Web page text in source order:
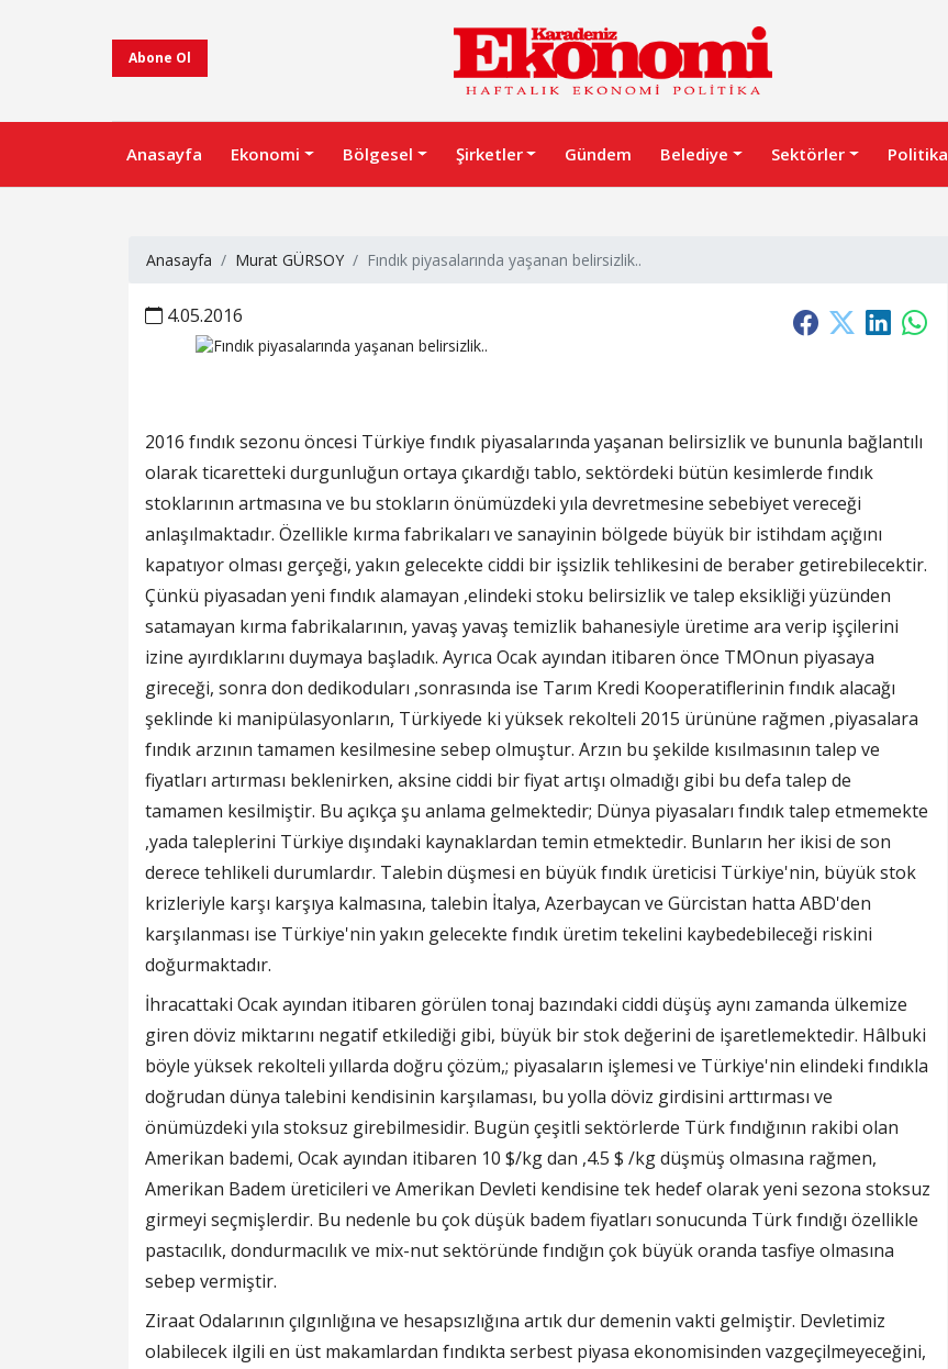
Abone Ol
Anasayfa Ekonomi Bölgesel Şirketler Gündem Belediye Sektörler Politika
Anasayfa Murat GÜRSOY Fındık piyasalarında yaşanan belirsizlik..
4.05.2016
2016 fındık sezonu öncesi Türkiye fındık piyasalarında yaşanan belirsizlik ve bununla bağlantılı
olarak ticaretteki durgunluğun ortaya çıkardığı tablo, sektördeki bütün kesimlerde fındık
stoklarının artmasına ve bu stokların önümüzdeki yıla devretmesine sebebiyet vereceği
anlaşılmaktadır. Özellikle kırma fabrikaları ve sanayinin bölgede büyük bir istihdam açığını
kapatıyor olması gerçeği, yakın gelecekte ciddi bir işsizlik tehlikesini de beraber getirebilecektir.
Çünkü piyasadan yeni fındık alamayan ,elindeki stoku belirsizlik ve talep eksikliği yüzünden
satamayan kırma fabrikalarının, yavaş yavaş temizlik bahanesiyle üretime ara verip işçilerini
izine ayırdıklarını duymaya başladık. Ayrıca Ocak ayından itibaren önce TMOnun piyasaya
gireceği, sonra don dedikoduları ,sonrasında ise Tarım Kredi Kooperatiflerinin fındık alacağı
şeklinde ki manipülasyonların, Türkiyede ki yüksek rekolteli 2015 ürününe rağmen ,piyasalara
fındık arzının tamamen kesilmesine sebep olmuştur. Arzın bu şekilde kısılmasının talep ve
fiyatları artırması beklenirken, aksine ciddi bir fiyat artışı olmadığı gibi bu defa talep de
tamamen kesilmiştir. Bu açıkça şu anlama gelmektedir; Dünya piyasaları fındık talep etmemekte
,yada taleplerini Türkiye dışındaki kaynaklardan temin etmektedir. Bunların her ikisi de son
derece tehlikeli durumlardır. Talebin düşmesi en büyük fındık üreticisi Türkiye'nin, büyük stok
krizleriyle karşı karşıya kalmasına, talebin İtalya, Azerbaycan ve Gürcistan hatta ABD'den
karşılanması ise Türkiye'nin yakın gelecekte fındık üretim tekelini kaybedebileceği riskini
doğurmaktadır.
İhracattaki Ocak ayından itibaren görülen tonaj bazındaki ciddi düşüş aynı zamanda ülkemize
giren döviz miktarını negatif etkilediği gibi, büyük bir stok değerini de işaretlemektedir. Hâlbuki
böyle yüksek rekolteli yıllarda doğru çözüm,; piyasaların işlemesi ve Türkiye'nin elindeki fındıkla
doğrudan dünya talebini kendisinin karşılaması, bu yolla döviz girdisini arttırması ve
önümüzdeki yıla stoksuz girebilmesidir. Bugün çeşitli sektörlerde Türk fındığının rakibi olan
Amerikan bademi, Ocak ayından itibaren 10 $/kg dan ,4.5 $ /kg düşmüş olmasına rağmen,
Amerikan Badem üreticileri ve Amerikan Devleti kendisine tek hedef olarak yeni sezona stoksuz
girmeyi seçmişlerdir. Bu nedenle bu çok düşük badem fiyatları sonucunda Türk fındığı özellikle
pastacılık, dondurmacılık ve mix-nut sektöründe fındığın çok büyük oranda tasfiye olmasına
sebep vermiştir.
Ziraat Odalarının çılgınlığına ve hesapsızlığına artık dur demenin vakti gelmiştir. Devletimiz
olabilecek ilgili en üst makamlardan fındıkta serbest piyasa ekonomisinden vazgeçilmeyeceğini,